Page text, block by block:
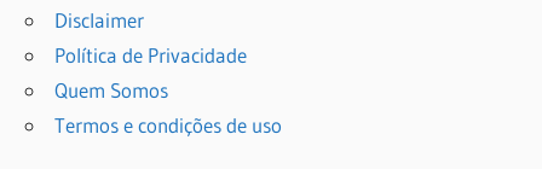
Disclaimer
Política de Privacidade
Quem Somos
Termos e condições de uso